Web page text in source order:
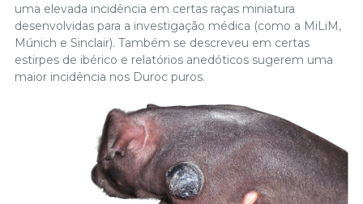
uma elevada incidência em certas raças miniatura
desenvolvidas para a investigação médica (como a MiLiM,
Múnich e Sinclair). Também se descreveu em certas
estirpes de ibérico e relatórios anedóticos sugerem uma
maior incidência nos Duroc puros.